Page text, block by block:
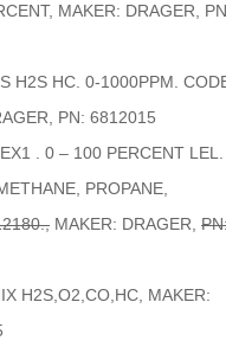
MAKER: DRAGER,
H2S HC. 0-1000PPM.
PN: 6812015
. 0 – 100 PERCENT
PROPANE,
., MAKER: DRAGER,
H2S,O2,CO,HC, MAKER: